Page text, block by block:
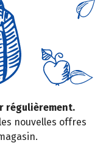
régulièrement.
nouvelles offres